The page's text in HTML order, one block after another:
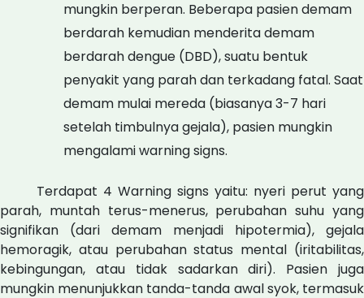
mungkin berperan. Beberapa pasien demam
berdarah kemudian menderita demam
berdarah dengue (DBD), suatu bentuk
penyakit yang parah dan terkadang fatal. Saat
demam mulai mereda (biasanya 3-7 hari
setelah timbulnya gejala), pasien mungkin
mengalami warning signs.
Terdapat 4 Warning signs yaitu: nyeri perut yang
parah, muntah terus-menerus, perubahan suhu yang
signifikan (dari demam menjadi hipotermia), gejala
hemoragik, atau perubahan status mental (iritabilitas,
kebingungan, atau tidak sadarkan diri). Pasien juga
mungkin menunjukkan tanda-tanda awal syok, termasuk